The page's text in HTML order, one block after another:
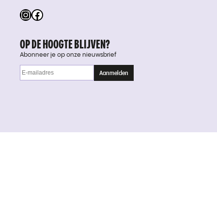
Instagram
Facebook
OP DE HOOGTE BLIJVEN?
Abonneer je op onze nieuwsbrief